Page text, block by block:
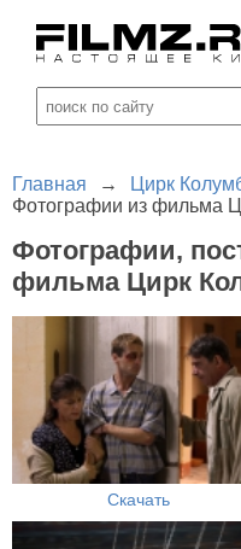
Главная → Цирк
Фотографии из фильма
Фотографии,
фильма Цирк
Скачать